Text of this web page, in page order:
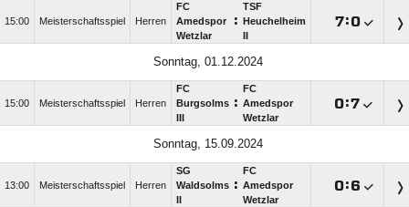
15:00 Meisterschaftsspiel Herren
FC
Amedspor
Wetzlar
:
TSF
Heuchelheim
:
Sonntag, 01.12.2024
15:00 Meisterschaftsspiel Herren
FC
Burgsolms :
FC
Amedspor
Wetzlar
:
Sonntag, 15.09.2024
13:00 Meisterschaftsspiel Herren
SG
Waldsolms :
FC
Amedspor
Wetzlar
: